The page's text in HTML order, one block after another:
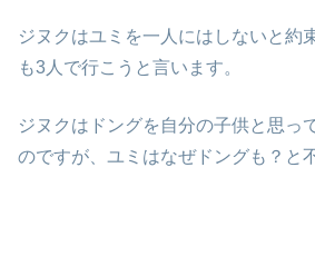
ジヌクはユミを一人にはしないと約
も3人で行こうと言います。
ジヌクはドングを自分の子供と思っ
のですが、ユミはなぜドングも？と